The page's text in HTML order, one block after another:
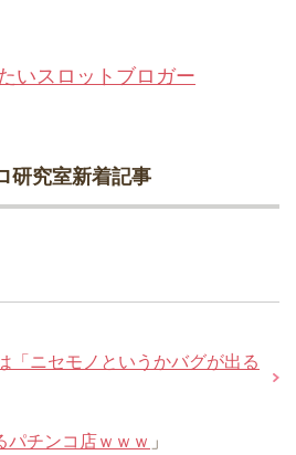
いスロットブロガー
研究室新着記事
「ニセモノというかバグが出る
パチンコ店ｗｗｗ 」